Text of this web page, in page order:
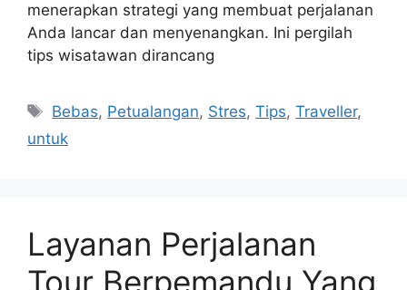
menerapkan strategi yang membuat perjalanan
Anda lancar dan menyenangkan. Ini pergilah
tips wisatawan dirancang
Tags
Bebas, Petualangan, Stres,Tips,Traveller,
untuk
Layanan Perjalanan
Tour Berpemandu Yang